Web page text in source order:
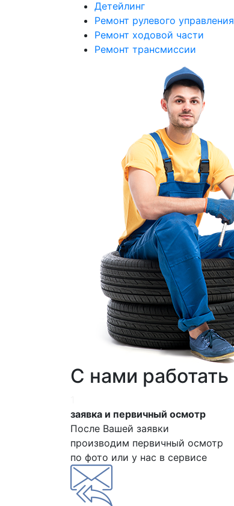
Детейлинг
Ремонт рулевого управления
Ремонт ходовой части
Ремонт трансмиссии
С нами работать
заявка и первичный осмотр
После Вашей заявки
производим первичный осмотр
по фото или у нас в сервисе